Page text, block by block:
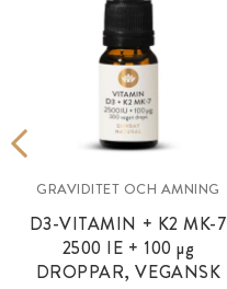
GRAVIDITET OCH AMNING
D3-VITAMIN + K2 MK-7
2500 IE + 100 µg
DROPPAR, VEGANSK